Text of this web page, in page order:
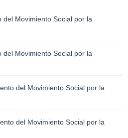
del Movimiento Social por la
del Movimiento Social por la
del Movimiento Social por la
del Movimiento Social por la